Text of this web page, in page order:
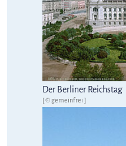
Der Berliner Reichstag
[ © gemeinfrei ]